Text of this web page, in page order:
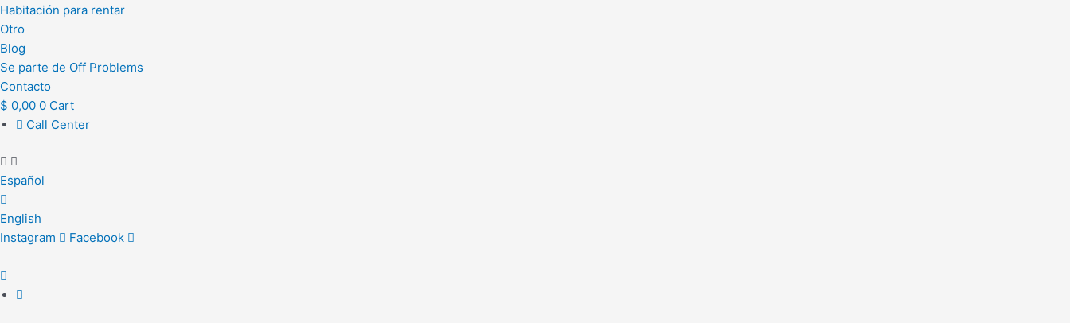
Habitación para rentar
Otro
Blog
Se parte de Off Problems
Contacto
$ 0,00 0 Cart
Call Center
Español
English
Instagram
Facebook